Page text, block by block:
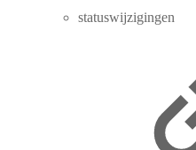
statuswijzigingen